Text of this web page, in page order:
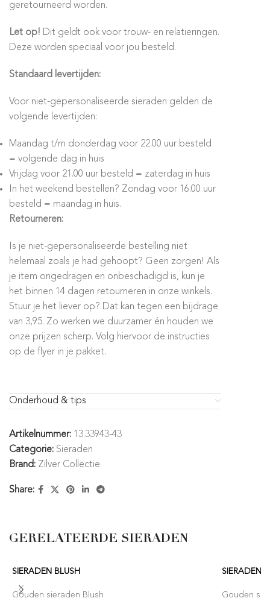
geretourneerd worden.
Let op! Dit geldt ook voor trouw- en relatieringen.
Deze worden speciaal voor jou besteld.
Standaard levertijden:
Voor niet-gepersonaliseerde sieraden gelden de
volgende levertijden:
Maandag t/m donderdag voor 22.00 uur besteld
= volgende dag in huis
Vrijdag voor 21.00 uur besteld = zaterdag in huis
In het weekend bestellen? Zondag voor 16.00 uur
besteld = maandag in huis.
Retourneren:
Is je niet-gepersonaliseerde bestelling niet
helemaal zoals je had gehoopt? Geen zorgen! Als
je item ongedragen en onbeschadigd is, kun je
het binnen 14 dagen retourneren in onze winkels.
Stuur je het liever op? Dat kan tegen een bijdrage
van 3,95. Zo werken we duurzamer én houden we
onze prijzen scherp. Volg hiervoor de instructies
op de flyer in je pakket.
Onderhoud & tips
Artikelnummer: 13.33943-43
Categorie: Sieraden
Brand: Zilver Collectie
Share:
GERELATEERDE SIERADEN
SIERADEN BLUSH
Gouden sieraden Blush
SIERADEN
Gouden